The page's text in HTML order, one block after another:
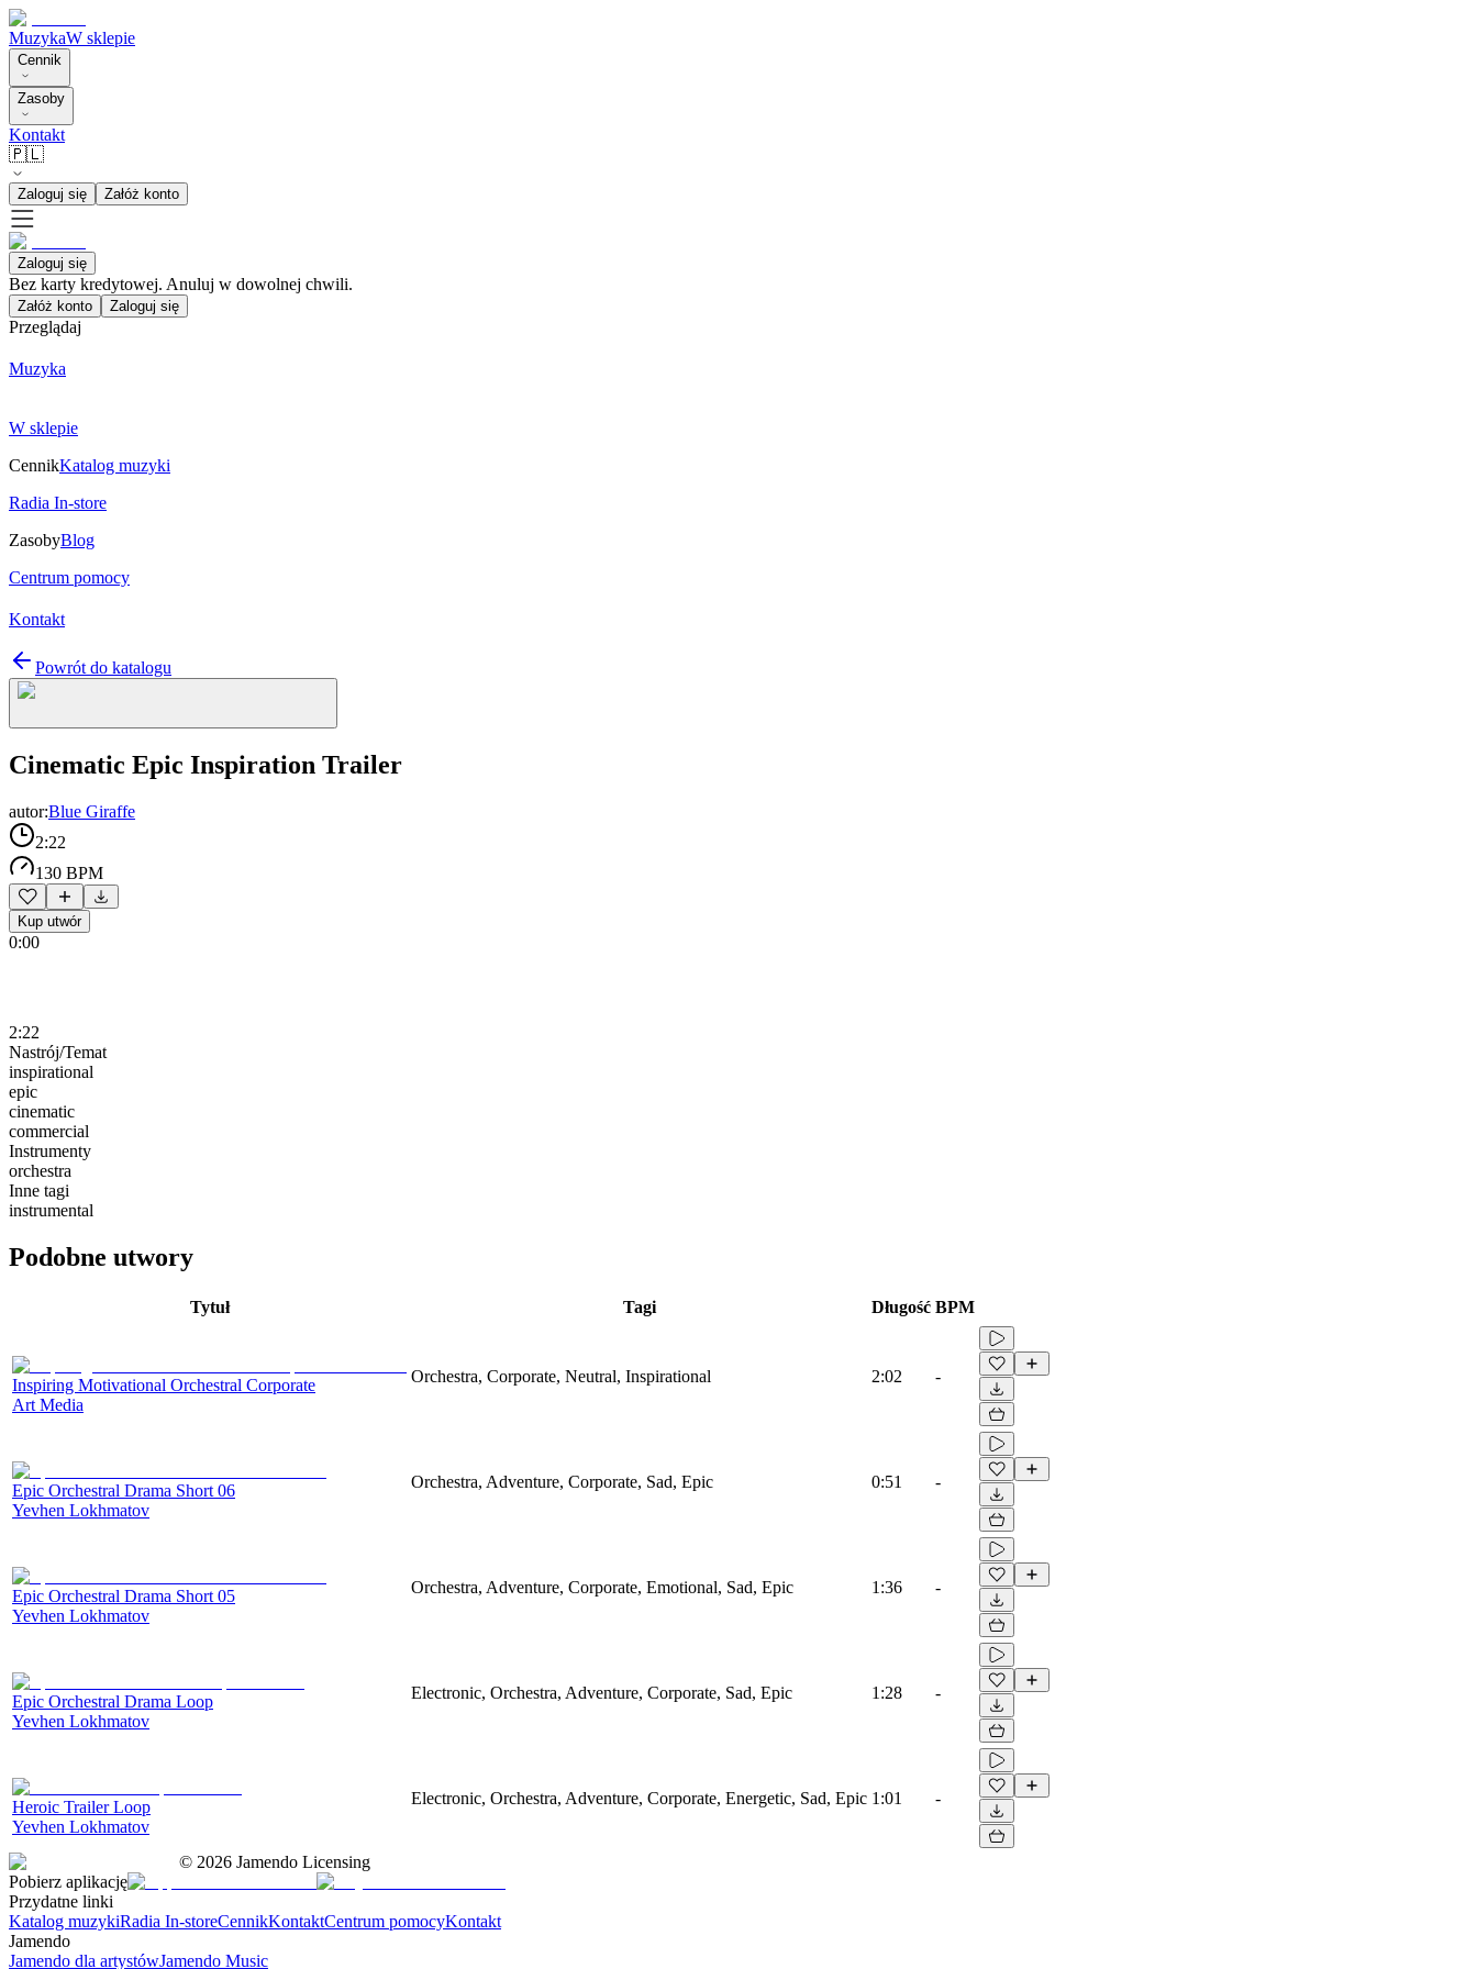
MuzykaW sklepie
Cennik
Zasoby
Kontakt
🇵🇱
Zaloguj się Załóż konto
Zaloguj się
Bez karty kredytowej. Anuluj w dowolnej chwili.
Załóż konto Zaloguj się
Przeglądaj
Muzyka
W sklepie
CennikKatalog muzyki
Radia In-store
ZasobyBlog
Centrum pomocy
Kontakt
Powrót do katalogu
Cinematic Epic Inspiration Trailer
autor:Blue Giraffe
2:22
130 BPM
Kup utwór
0:00
2:22
Nastrój/Temat
inspirational
epic
cinematic
commercial
Instrumenty
orchestra
Inne tagi
instrumental
Podobne utwory
Tytuł Tagi Długość BPM
Inspiring Motivational Orchestral Corporate
Art Media
Orchestra, Corporate, Neutral, Inspirational 2:02 -
Epic Orchestral Drama Short 06
Yevhen Lokhmatov
Orchestra, Adventure, Corporate, Sad, Epic 0:51 -
Epic Orchestral Drama Short 05
Yevhen Lokhmatov
Orchestra, Adventure, Corporate, Emotional, Sad, Epic 1:36 -
Epic Orchestral Drama Loop
Yevhen Lokhmatov
Electronic, Orchestra, Adventure, Corporate, Sad, Epic 1:28 -
Heroic Trailer Loop
Yevhen Lokhmatov
Electronic, Orchestra, Adventure, Corporate, Energetic, Sad, Epic 1:01 -
© 2026 Jamendo Licensing
Pobierz aplikację
Przydatne linki
Katalog muzykiRadia In-storeCennikKontaktCentrum pomocyKontakt
Jamendo
Jamendo dla artystówJamendo Music